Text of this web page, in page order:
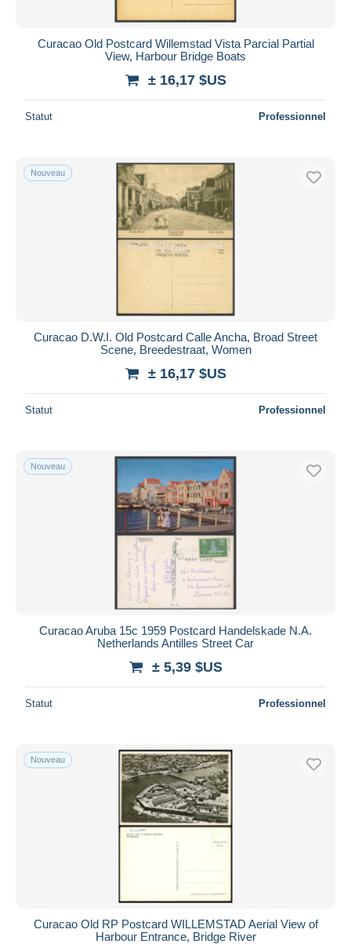
Curacao Old Postcard Willemstad Vista Parcial Partial
View, Harbour Bridge Boats
± 16,17 $US
Statut Professionnel
Nouveau
Curacao D.W.I. Old Postcard Calle Ancha, Broad Street
Scene, Breedestraat, Women
± 16,17 $US
Statut Professionnel
Nouveau
Curacao Aruba 15c 1959 Postcard Handelskade N.A.
Netherlands Antilles Street Car
± 5,39 $US
Statut Professionnel
Nouveau
Curacao Old RP Postcard WILLEMSTAD Aerial View of
Harbour Entrance, Bridge River